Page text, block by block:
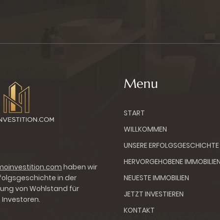
haben wir
in der
von Wohlstand für
Menu
START
WILLKOMMEN
UNSERE ERFOLGSGESCHICHTE
HERVORGEHOBENE
NEUESTE IMMOBILIEN
JETZT INVESTIEREN
KONTAKT